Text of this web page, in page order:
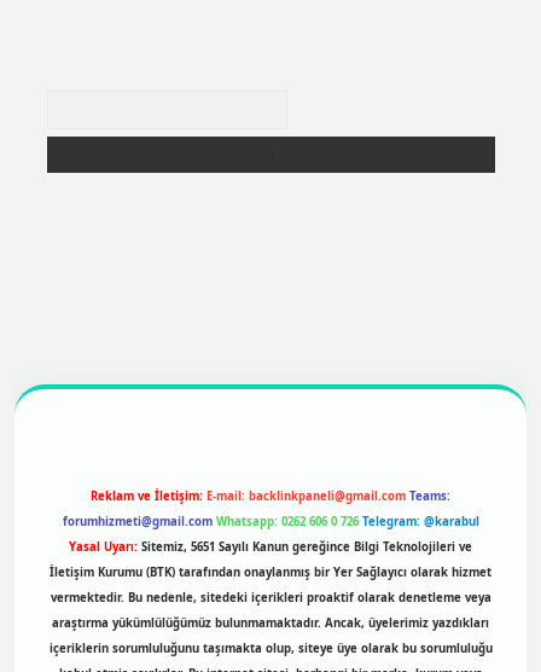
Reklam ve İletişim: E-mail: backlinkpaneli@gmail.com Teams:
forumhizmeti@gmail.com Whatsapp: 0262 606 0 726 Telegram: @karabul
Yasal Uyarı: Sitemiz, 5651 Sayılı Kanun gereğince Bilgi Teknolojileri ve
İletişim Kurumu (BTK) tarafından onaylanmış bir Yer Sağlayıcı olarak hizmet
vermektedir. Bu nedenle, sitedeki içerikleri proaktif olarak denetleme veya
araştırma yükümlülüğümüz bulunmamaktadır. Ancak, üyelerimiz yazdıkları
içeriklerin sorumluluğunu taşımakta olup, siteye üye olarak bu sorumluluğu